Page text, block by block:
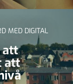
MED DIGITAL
att
att